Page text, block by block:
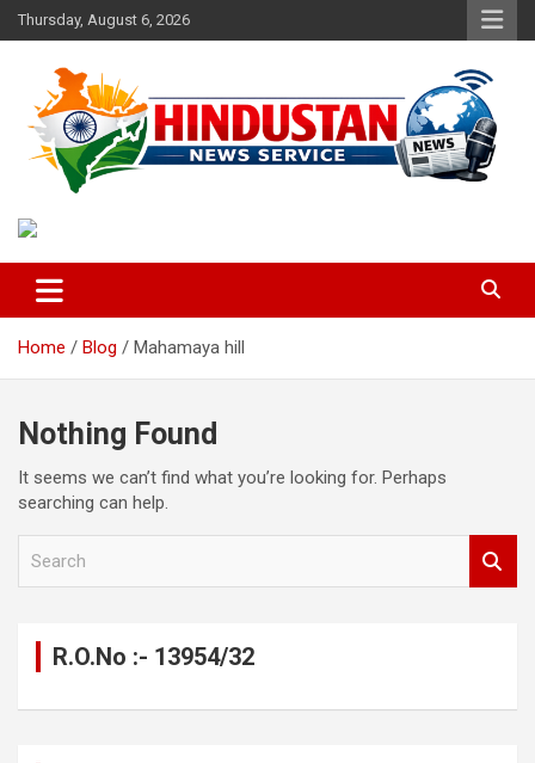
Skip
to
Thursday, August 6, 2026
Hindustan News Service
Home Blog Mahamaya hill
Nothing Found
It seems we can’t find what you’re looking for. Perhaps
searching can help.
R.O.No :- 13954/32